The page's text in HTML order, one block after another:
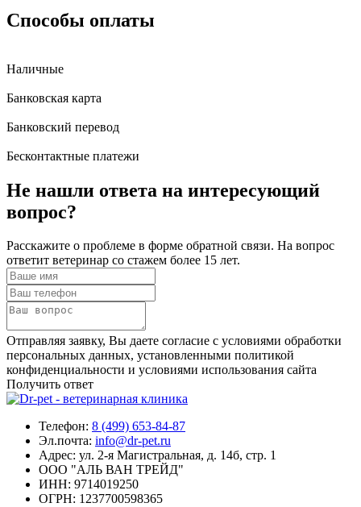
Способы оплаты
Наличные
Банковская карта
Банковский перевод
Бесконтактные платежи
Не нашли ответа на интересующий
вопрос?
Расскажите о проблеме в форме обратной связи. На вопрос
ответит ветеринар со стажем более 15 лет.
Отправляя заявку, Вы даете согласие с условиями обработки
персональных данных, установленными политикой
конфиденциальности и условиями использования сайта
Получить ответ
Телефон: 8 (499) 653-84-87
Эл.почта: info@dr-pet.ru
Адрес: ул. 2-я Магистральная, д. 14б, стр. 1
ООО "АЛЬ ВАН ТРЕЙД"
ИНН: 9714019250
ОГРН: 1237700598365